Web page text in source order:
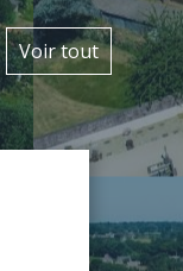
Voir tout